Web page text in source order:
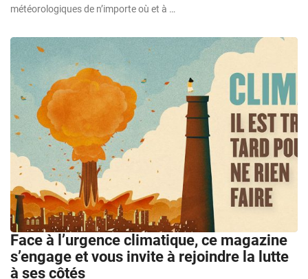
météorologiques de n’importe où et à …
Face à l’urgence climatique, ce magazine
s’engage et vous invite à rejoindre la lutte
à ses côtés